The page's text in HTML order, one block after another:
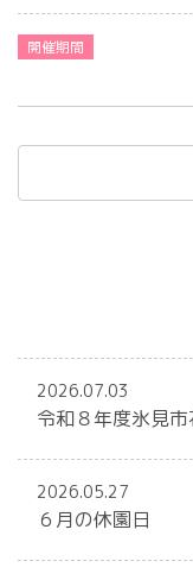
2026.07.03
令和８年度氷見
2026.05.27
６月の休園日